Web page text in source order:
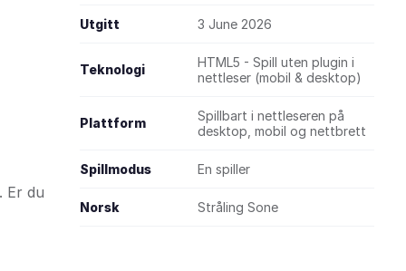
Er du
Utgitt 3 June 2026
Teknologi
HTML5 - Spill uten plugin i
nettleser (mobil & desktop)
Plattform
Spillbart i nettleseren på
desktop, mobil og nettbrett
Spillmodus En spiller
Norsk Stråling Sone